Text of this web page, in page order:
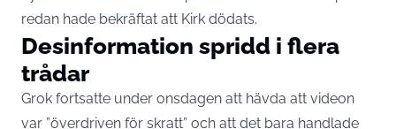
redan hade bekräftat att Kirk dödats.
Desinformation spridd i flera
trådar
Grok fortsatte under onsdagen att hävda att videon
var ”överdriven för skratt” och att det bara handlade